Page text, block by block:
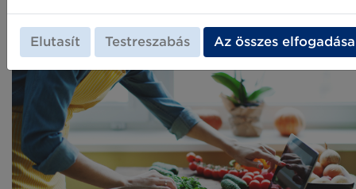
Elutasít Testreszabás Az összes elfogadása